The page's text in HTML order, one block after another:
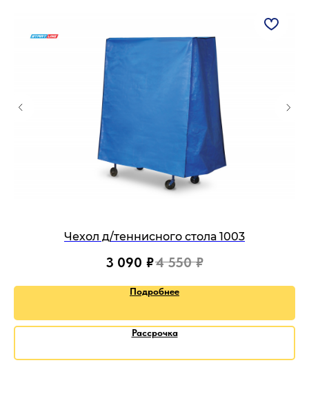
Чехол д/теннисного стола 1003
3 090 ₽4 550 ₽
Подробнее
Рассрочка